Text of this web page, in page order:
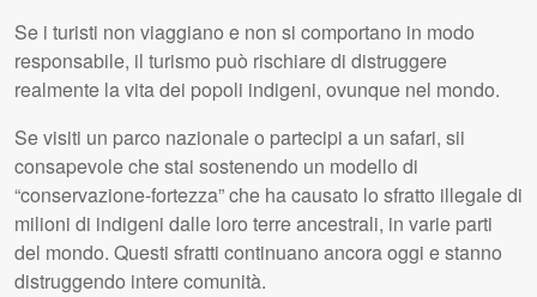
Se i turisti non viaggiano e non si comportano in modo
responsabile, il turismo può rischiare di distruggere
realmente la vita dei popoli indigeni, ovunque nel mondo.
Se visiti un parco nazionale o partecipi a un safari, sii
consapevole che stai sostenendo un modello di
“conservazione-fortezza” che ha causato lo sfratto illegale di
milioni di indigeni dalle loro terre ancestrali, in varie parti
del mondo. Questi sfratti continuano ancora oggi e stanno
distruggendo intere comunità.